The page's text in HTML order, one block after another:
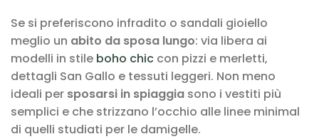
Se si preferiscono infradito o sandali gioiello
meglio un abito da sposa lungo: via libera ai
modelli in stile boho chic con pizzi e merletti,
dettagli San Gallo e tessuti leggeri. Non meno
ideali per sposarsi in spiaggia sono i vestiti più
semplici e che strizzano l’occhio alle linee minimal
di quelli studiati per le damigelle.